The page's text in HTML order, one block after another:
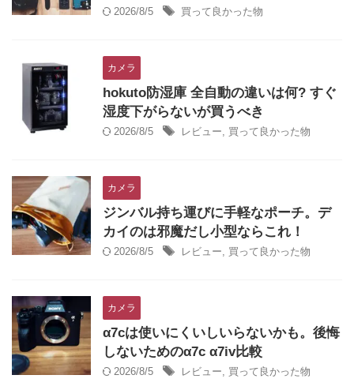
2026/8/5 買って良かった物
カメラ
hokuto防湿庫 全自動の違いは何? すぐ
湿度下がらないが買うべき
2026/8/5 レビュー, 買って良かった物
カメラ
ジンバル持ち運びに手軽なポーチ。デ
カイのは邪魔だし小型ならこれ！
2026/8/5 レビュー, 買って良かった物
カメラ
α7cは使いにくいしいらないかも。後悔
しないためのα7c α7iv比較
2026/8/5 レビュー, 買って良かった物